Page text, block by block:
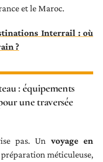
et le Maroc.
Interrail : où
?
: équipements
une traversée
pas. Un voyage en
méticuleuse,